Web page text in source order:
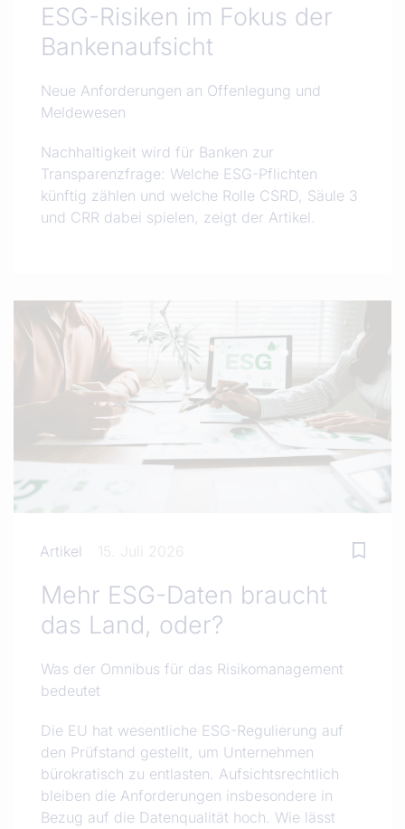
ESG-Risiken im Fokus der
Bankenaufsicht
Neue Anforderungen an Offenlegung und
Meldewesen
Nachhaltigkeit wird für Banken zur
Transparenzfrage: Welche ESG-Pflichten
künftig zählen und welche Rolle CSRD, Säule 3
und CRR dabei spielen, zeigt der Artikel.
Artikel 15. Juli 2026
Mehr ESG-Daten braucht
das Land, oder?
Was der Omnibus für das Risikomanagement
bedeutet
Die EU hat wesentliche ESG-Regulierung auf
den Prüfstand gestellt, um Unternehmen
bürokratisch zu entlasten. Aufsichtsrechtlich
bleiben die Anforderungen insbesondere in
Bezug auf die Datenqualität hoch. Wie lässt